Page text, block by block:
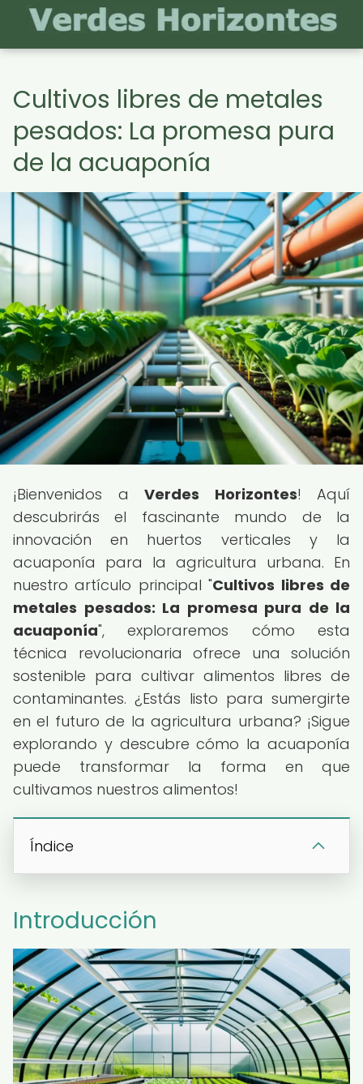
Cultivos libres de metales
pesados: La promesa pura
de la acuaponía
¡Bienvenidos a Verdes Horizontes! Aquí
descubrirás el fascinante mundo de la
innovación en huertos verticales y la
acuaponía para la agricultura urbana. En
nuestro artículo principal "Cultivos libres de
metales pesados: La promesa pura de la
acuaponía", exploraremos cómo esta
técnica revolucionaria ofrece una solución
sostenible para cultivar alimentos libres de
contaminantes. ¿Estás listo para sumergirte
en el futuro de la agricultura urbana? ¡Sigue
explorando y descubre cómo la acuaponía
puede transformar la forma en que
cultivamos nuestros alimentos!
Índice
Introducción